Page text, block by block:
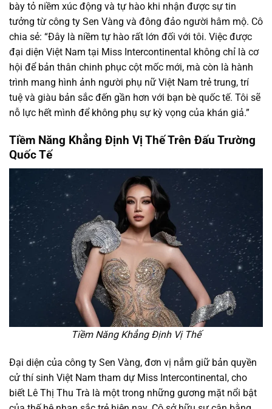
bày tỏ niềm xúc động và tự hào khi nhận được sự tin
tưởng từ công ty Sen Vàng và đông đảo người hâm mộ. Cô
chia sẻ: “Đây là niềm tự hào rất lớn đối với tôi. Việc được
đại diện Việt Nam tại Miss Intercontinental không chỉ là cơ
hội để bản thân chinh phục cột mốc mới, mà còn là hành
trình mang hình ảnh người phụ nữ Việt Nam trẻ trung, trí
tuệ và giàu bản sắc đến gần hơn với bạn bè quốc tế. Tôi sẽ
nỗ lực hết mình để không phụ sự kỳ vọng của khán giả.”
Tiềm Năng Khẳng Định Vị Thế Trên Đấu Trường
Quốc Tế
Tiềm Năng Khẳng Định Vị Thế
Đại diện của công ty Sen Vàng, đơn vị nắm giữ bản quyền
cử thí sinh Việt Nam tham dự Miss Intercontinental, cho
biết Lê Thị Thu Trà là một trong những gương mặt nổi bật